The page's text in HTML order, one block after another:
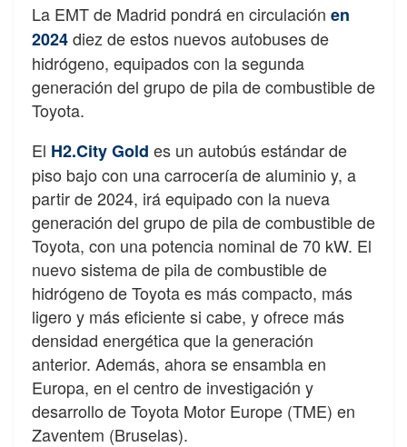
La EMT de Madrid pondrá en circulación en
2024diez de estos nuevos autobuses de
hidrógeno, equipados con la segunda
generación del grupo de pila de combustible de
Toyota.
El H2.City Gold es un autobús estándar de
piso bajo con una carrocería de aluminio y, a
partir de 2024, irá equipado con la nueva
generación del grupo de pila de combustible de
Toyota, con una potencia nominal de 70 kW. El
nuevo sistema de pila de combustible de
hidrógeno de Toyota es más compacto, más
ligero y más eficiente si cabe, y ofrece más
densidad energética que la generación
anterior. Además, ahora se ensambla en
Europa, en el centro de investigación y
desarrollo de Toyota Motor Europe (TME) en
Zaventem (Bruselas).